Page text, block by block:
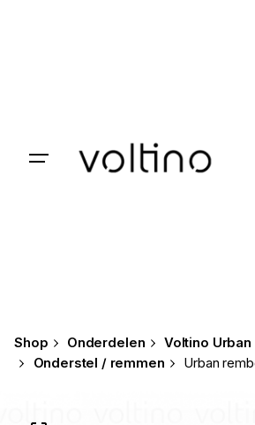
Shop Onderdelen
Voltino Urban
Onderstel / remmen
Urban